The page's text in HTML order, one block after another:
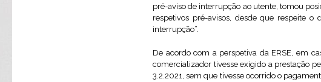
pré-aviso de interrupção ao utente, tomou
respetivos pré-avisos, desde que respeite
interrupção”.
De acordo com a perspetiva da ERSE, em
comercializador tivesse exigido a prestação
3.2.2021, sem que tivesse ocorrido o